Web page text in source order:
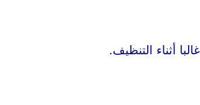
أثناء التنظيف.